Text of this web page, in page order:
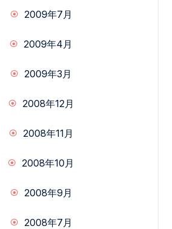
2009年7月
2009年4月
2009年3月
2008年12月
2008年11月
2008年10月
2008年9月
2008年7月